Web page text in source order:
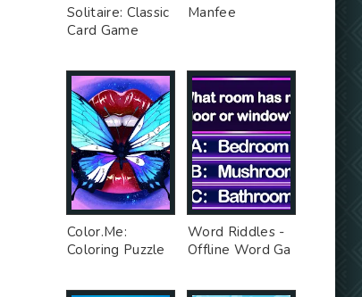
Solitaire: Classic
Card Game
Manfee
Color.Me:
Coloring Puzzle
Word Riddles -
Offline Word Ga